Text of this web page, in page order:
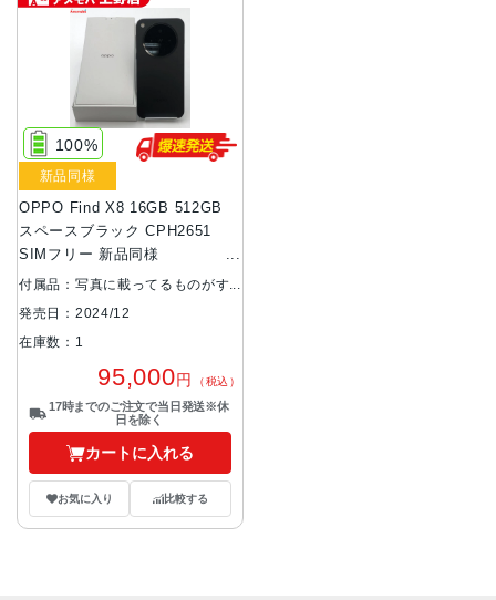
OPPO Find X8 16GB 512GB
スペースブラック CPH2651
SIMフリー 新品同様
16GB/512GB
100%
新品同様
付属品：写真に載ってるものがす
べてです。
発売日：2024/12
在庫数：1
95,000円 （税込）
17時までのご注文で当日発送※休
日を除く
カートに入れる
お気に入り 比較する